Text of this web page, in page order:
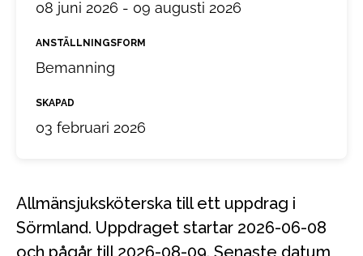
08 juni 2026 - 09 augusti 2026
ANSTÄLLNINGSFORM
Bemanning
SKAPAD
03 februari 2026
Allmänsjuksköterska till ett uppdrag i
Sörmland. Uppdraget startar 2026-06-08
och pågår till 2026-08-09. Senaste datum